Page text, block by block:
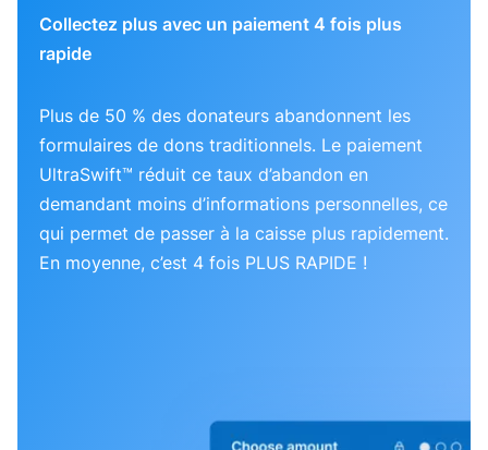
Collectez plus avec un paiement 4 fois plus
rapide
Plus de 50 % des donateurs abandonnent les
formulaires de dons traditionnels. Le paiement
UltraSwift™ réduit ce taux d’abandon en
demandant moins d’informations personnelles, ce
qui permet de passer à la caisse plus rapidement.
En moyenne, c’est 4 fois PLUS RAPIDE !